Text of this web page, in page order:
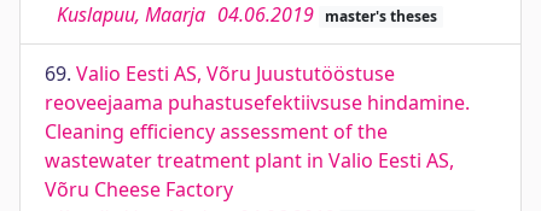
Kuslapuu, Maarja 04.06.2019 master's theses
69. Valio Eesti AS, Võru Juustutööstuse
reoveejaama puhastusefektiivsuse hindamine.
Cleaning efficiency assessment of the
wastewater treatment plant in Valio Eesti AS,
Võru Cheese Factory